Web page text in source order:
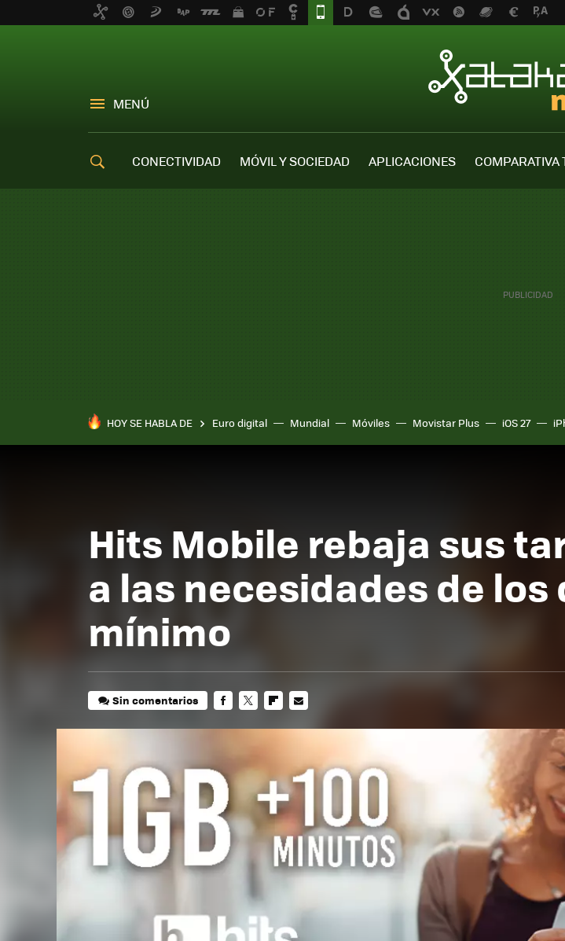
MENÚ
CONECTIVIDAD MÓVIL Y SOCIEDAD APLICACIONES COMPARATIVA
HOY SE HABLA DE Euro digital Mundial Móviles Movistar Plus iOS 27
Pixel 10a
Hits Mobile rebaja sus
a las necesidades de
mínimo
Sin comentarios